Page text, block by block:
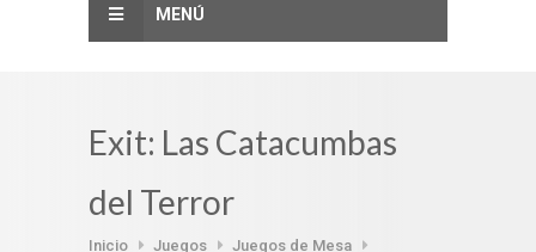
MENÚ
Exit: Las Catacumbas
del Terror
Inicio Juegos
Juegos de Mesa